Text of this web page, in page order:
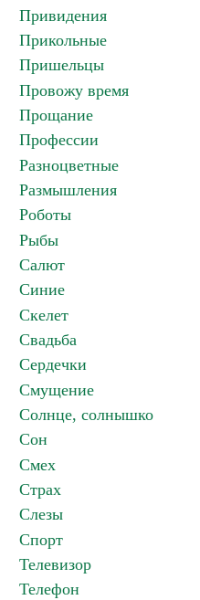
Привидения
Прикольные
Пришельцы
Провожу время
Прощание
Профессии
Разноцветные
Размышления
Роботы
Рыбы
Салют
Синие
Скелет
Свадьба
Сердечки
Смущение
Солнце, солнышко
Сон
Смех
Страх
Слезы
Спорт
Телевизор
Телефон